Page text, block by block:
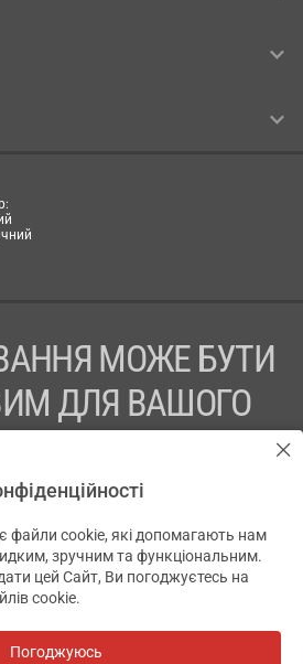
МОЖЕ БУТИ
ДЛЯ ВАШОГО
ПРЕПАРАТУ ПРОКОНСУЛЬТУЙТЕСЬ
Код ЄДРПОУ 43631965.
від відповідальності
система АПТЕКА911.ЮА
файли cookie, які допомагають нам
зручним та функціональним.
цей Сайт, Ви погоджуєтесь на
cookie.
Погоджуюсь
✕